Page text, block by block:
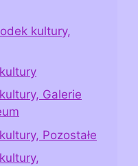
kultury,
Galerie
Pozostałe